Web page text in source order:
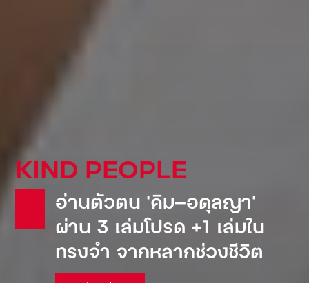
KIND PEOPLE
อ่านตัวตน ‘คิม—อดุลญา’
ผ่าน 3 เล่มโปรด +1 เล่มใน
ทรงจำ จากหลากช่วงชีวิต